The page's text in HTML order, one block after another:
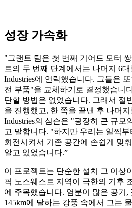
성장 가속화
"그랜트 팀은 첫 번째 기어드 모터
트의 두 번째 단계에서는 나머지 6
Industries에 연락했습니다. 그들은
전 부품"을 교체하기로 결정했습니
단할 방법은 없었습니다. 그래서 절
을 진행했고, 한 쪽을 끝낸 후 나머
Industries의 심슨은 "굉장히 큰 규모
고 말합니다. "하지만 우리는 일찍
회전시켜서 기존 공간에 손쉽게 맞
알고 있었습니다.”
이 프로젝트는 단순한 설치 그 이상
픽 노스웨스트 지역이 극한의 기후
에 주목했습니다. 염분이 많은 공기,
145km에 달하는 강풍 속에서 그는